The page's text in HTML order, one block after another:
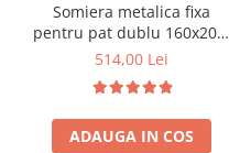
Somiera metalica fixa
pentru pat dublu 160x200,
6 picioare, 32 lamele lemn
saltea ferm, negru
514,00 Lei
ADAUGA IN COS